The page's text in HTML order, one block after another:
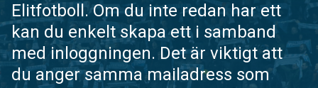
Elitfotboll. Om du inte redan har ett
kan du enkelt skapa ett i samband
med inloggningen. Det är viktigt att
du anger samma mailadress som